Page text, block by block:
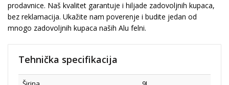
prodavnice. Naš kvalitet garantuje i hiljade zadovoljnih kupaca,
bez reklamacija. Ukažite nam poverenje i budite jedan od
mnogo zadovoljnih kupaca naših Alu felni.
Tehnička specifikacija